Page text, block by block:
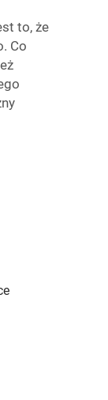
to, że
Co